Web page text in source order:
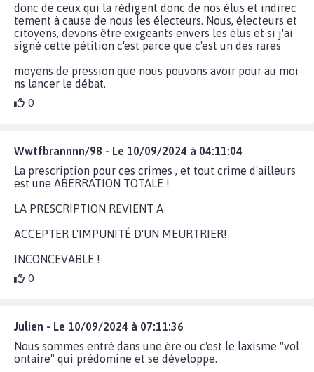
donc de ceux qui la rédigent donc de nos élus et indirec
tement à cause de nous les électeurs. Nous, électeurs et
citoyens, devons être exigeants envers les élus et si j'ai
signé cette pétition c'est parce que c'est un des rares
moyens de pression que nous pouvons avoir pour au moi
ns lancer le débat.
0
Wwtfbrannnn/98 - Le 10/09/2024 à 04:11:04
La prescription pour ces crimes , et tout crime d'ailleurs
est une ABERRATION TOTALE !
LA PRESCRIPTION REVIENT A
ACCEPTER L'IMPUNITÉ D'UN MEURTRIER!
INCONCEVABLE !
0
Julien - Le 10/09/2024 à 07:11:36
Nous sommes entré dans une ère ou c'est le laxisme "vol
ontaire" qui prédomine et se développe.